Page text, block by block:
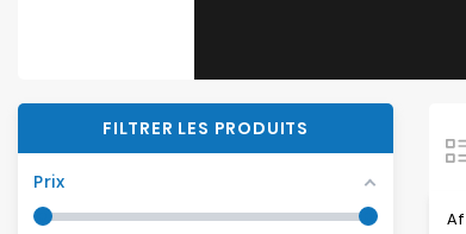
FILTRER LES PRODUITS
Prix